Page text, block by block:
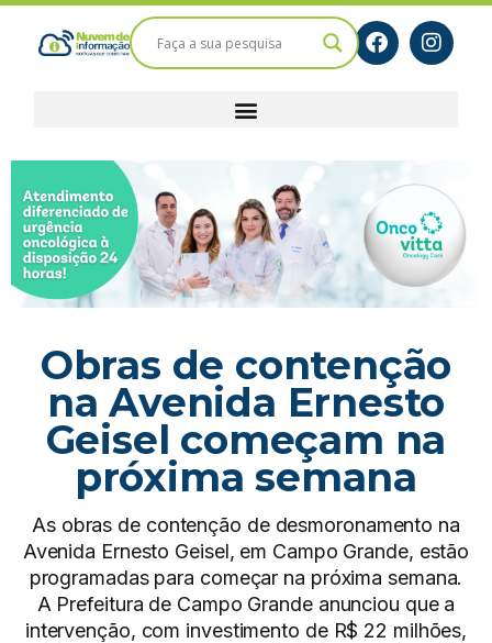
Obras de contenção
na Avenida Ernesto
Geisel começam na
próxima semana
As obras de contenção de desmoronamento na
Avenida Ernesto Geisel, em Campo Grande, estão
programadas para começar na próxima semana.
A Prefeitura de Campo Grande anunciou que a
intervenção, com investimento de R$ 22 milhões,